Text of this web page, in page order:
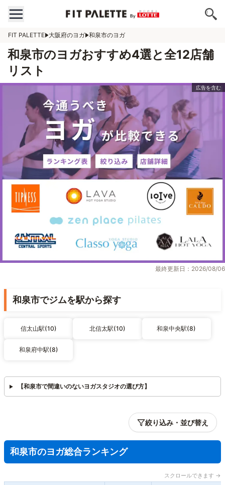
FIT PALETTE 大阪府のヨガ 和泉市のヨガ
和泉市のヨガおすすめ4選と全12店舗
リスト
最終更新日：2026/08/06
和泉市でジムを駅から探す
信太山駅(10) 北信太駅(10) 和泉中央駅(8)
和泉府中駅(8)
【和泉市で間違いのないヨガスタジオの選び方】
絞り込み・並び替え
和泉市のヨガ総合ランキング
スクロールできます →